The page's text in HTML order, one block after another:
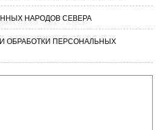
НАРОДОВ СЕВЕРА
ОБРАБОТКИ ПЕРСОНАЛЬНЫХ